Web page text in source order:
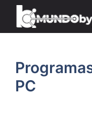
Saltar
contenido
PC